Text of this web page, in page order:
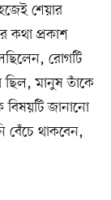
শেয়ার
কথা প্রকাশ
রোগটি
ছিল, মানুষ তাঁকে
জানানো
বেঁচে থাকবেন,